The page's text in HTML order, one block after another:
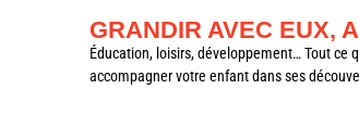
GRANDIR AVEC EUX,
Éducation, loisirs, développement… Tout ce
accompagner votre enfant dans ses